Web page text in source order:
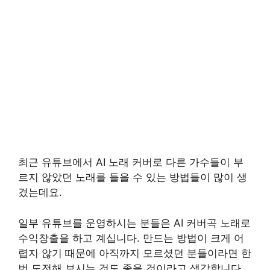
최근 유튜브에서 AI 노래 커버로 다른 가수들이 부
르지 않았던 노래를 들을 수 있는 방법들이 많이 생
겼는데요.
일부 유튜브를 운영하시는 분들은 AI 커버곡 노래로
수익창출을 하고 계십니다. 만드는 방법이 크게 어
렵지 않기 때문에 아직까지 모르셨던 분들이라면 한